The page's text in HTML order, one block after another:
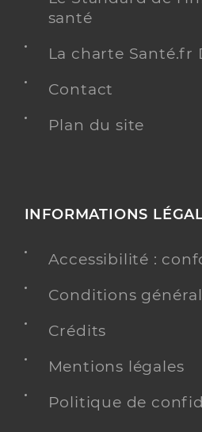
santé
La charte Santé.fr
Contact
Plan du site
INFORMATIONS
Accessibilité :
Conditions
Crédits
Mentions légales
Politique de